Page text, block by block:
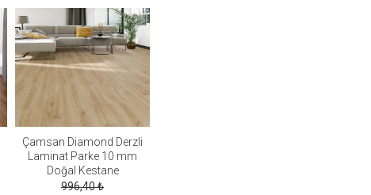
Çamsan Diamond Derzli
Laminat Parke 10 mm
Doğal Kestane
996,40₺